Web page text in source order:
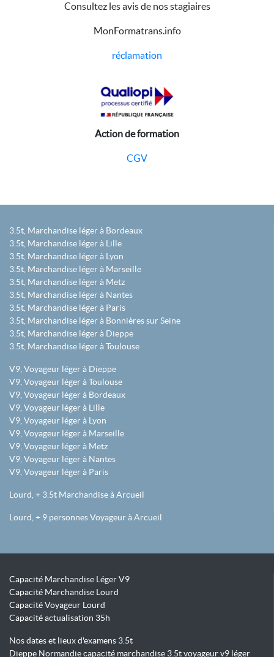
Consultez les avis de nos stagiaires
MonFormatrans.info
réclamation
Action de formation
CGV
3.5t, Marchandise léger à Bordeaux
3.5t, Marchandise léger à Lille
3.5t, Marchandise léger à Lyon
3.5t, Marchandise léger à Marseille
3.5t, Marchandise léger à Metz
3.5t, Marchandise léger à Nantes
3.5t, Marchandise léger à Paris
3.5t, Marchandise léger à Bonnières sur Seine
3.5t, Marchandise léger à Dieppe
3.5t, Marchandise léger à Toulouse
V9, Voyageur léger à Dieppe
V9, Voyageur léger à Toulouse
V9, Voyageur léger à Bordeaux
V9, Voyageur léger à Lille
V9, Voyageur léger à Lyon
V9, Voyageur léger à Marseille
V9, Voyageur léger à Metz
V9, Voyageur léger à Nantes
V9, Voyageur léger à Paris
Lourd, + 3.5t Marchandise à Arcueil
Lourd, + 9 personnes Voyageur à Arcueil
Capacité Marchandise Léger V9
Capacité Marchandise Lourd
Capacité Voyageur Lourd
Capacité actualisation 35h
Nos dates et lieux d'examens 3.5t
Dieppe Normandie capacité marchandise 3.5t voyageur v9 léger